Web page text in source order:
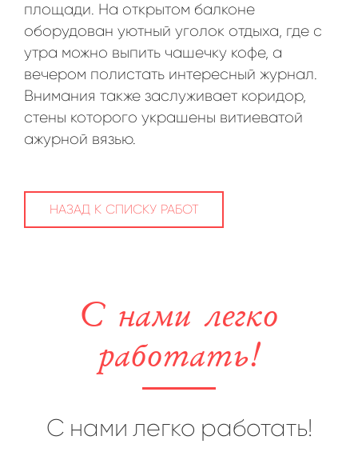
площади. На открытом балконе
оборудован уютный уголок отдыха, где с
утра можно выпить чашечку кофе, а
вечером полистать интересный журнал.
Внимания также заслуживает коридор,
стены которого украшены витиеватой
ажурной вязью.
НАЗАД К СПИСКУ РАБОТ
С нами легко
работать!
С нами легко работать!